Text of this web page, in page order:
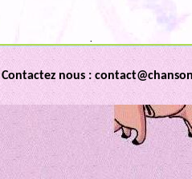
.
Contactez nous :